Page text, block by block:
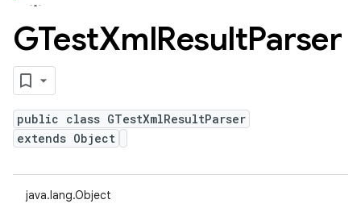
GTestXmlResultParser
public class GTestXmlResultParser
extends Object
java.lang.Object